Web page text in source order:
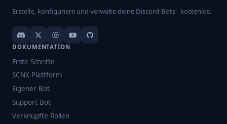
Erstelle, konfiguriere und verwalte deine Discord-Bots - kostenlos.
DOKUMENTATION
Erste Schritte
SCNX Plattform
Eigener Bot
Support Bot
Verknüpfte Rollen